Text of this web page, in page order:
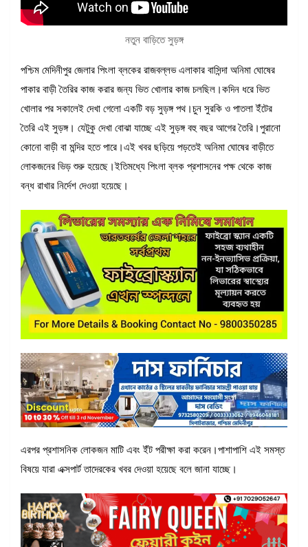
নতুন বাড়িতে সুড়ঙ্গ
পশ্চিম মেদিনীপুর জেলার পিংলা ব্লকের রাজবল্লভ এলাকার বাসিন্দা অনিমা ঘোষের
পাকার বাড়ী তৈরির কাজ করার জন্য ভিত খোলার কাজ চলছিল।কদিন ধরে ভিত
খোলার পর সকালেই দেখা গেলো একটি বড় সুড়ঙ্গ পথ।চুন সুরকি ও পাতলা ইঁটের
তৈরি এই সুড়ঙ্গ। যেটুকু দেখা বোঝা যাচ্ছে এই সুড়ঙ্গ বহু বছর আগের তৈরি।পুরানো
কোনো বাড়ী বা মন্দির হতে পারে।এই খবর ছড়িয়ে পড়তেই অনিমা ঘোষের বাড়ীতে
লোকজনের ভিড় শুরু হয়েছে।ইতিমধ্যে পিংলা ব্লক প্রশাসনের পক্ষ থেকে কাজ
বন্ধ রাখার নির্দেশ দেওয়া হয়েছে।
এরপর প্রশাসনিক লোকজন মাটি এবং ইঁট পরীক্ষা করা করেন।পাশাপাশি এই সমস্ত
বিষয়ে যারা এক্সপার্ট তাদেরকের খবর দেওয়া হয়েছে বলে জানা যাচ্ছে।